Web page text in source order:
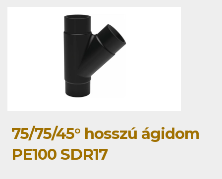
75/75/45° hosszú ágidom
PE100 SDR17